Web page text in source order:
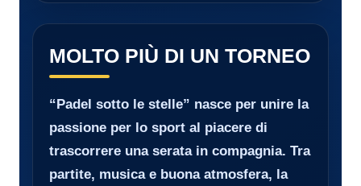
MOLTO PIÙ DI UN TORNEO
“Padel sotto le stelle” nasce per unire la
passione per lo sport al piacere di
trascorrere una serata in compagnia. Tra
partite, musica e buona atmosfera, la